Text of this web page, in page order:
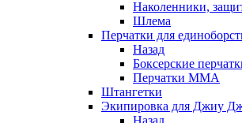
Наколенники,
Шлема
Перчатки для
Назад
Боксерские
Перчатки ММА
Штангетки
Экипировка для Джиу
Назад